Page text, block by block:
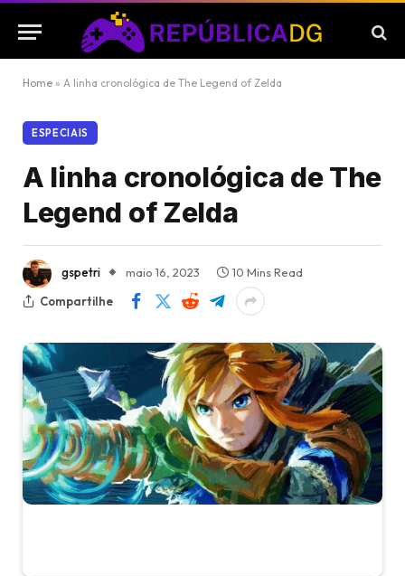
Home » A linha cronológica de The Legend of Zelda
ESPECIAIS
A linha cronológica de The
Legend of Zelda
gspetri maio 16, 2023
10 Mins Read
Compartilhe